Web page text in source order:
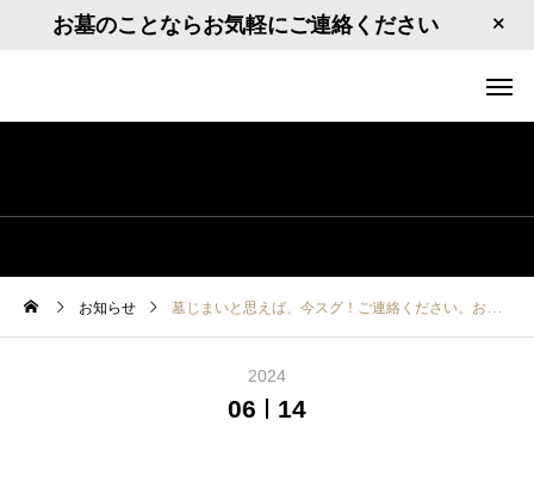
お墓のことならお気軽にご連絡ください
お知らせ 墓じまいと思えば、今スグ！ご連絡ください。お墓に関することなら、ご相談ください
2024
06 14